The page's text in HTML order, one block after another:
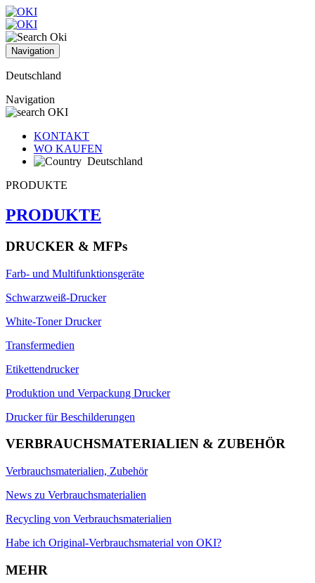
Navigation
Deutschland
Navigation
KONTAKT
WO KAUFEN
Deutschland
PRODUKTE
PRODUKTE
DRUCKER & MFPs
Farb- und Multifunktionsgeräte
Schwarzweiß-Drucker
White-Toner Drucker
Transfermedien
Etikettendrucker
Produktion und Verpackung Drucker
Drucker für Beschilderungen
VERBRAUCHSMATERIALIEN & ZUBEHÖR
Verbrauchsmaterialien, Zubehör
News zu Verbrauchsmaterialien
Recycling von Verbrauchsmaterialien
Habe ich Original-Verbrauchsmaterial von OKI?
MEHR